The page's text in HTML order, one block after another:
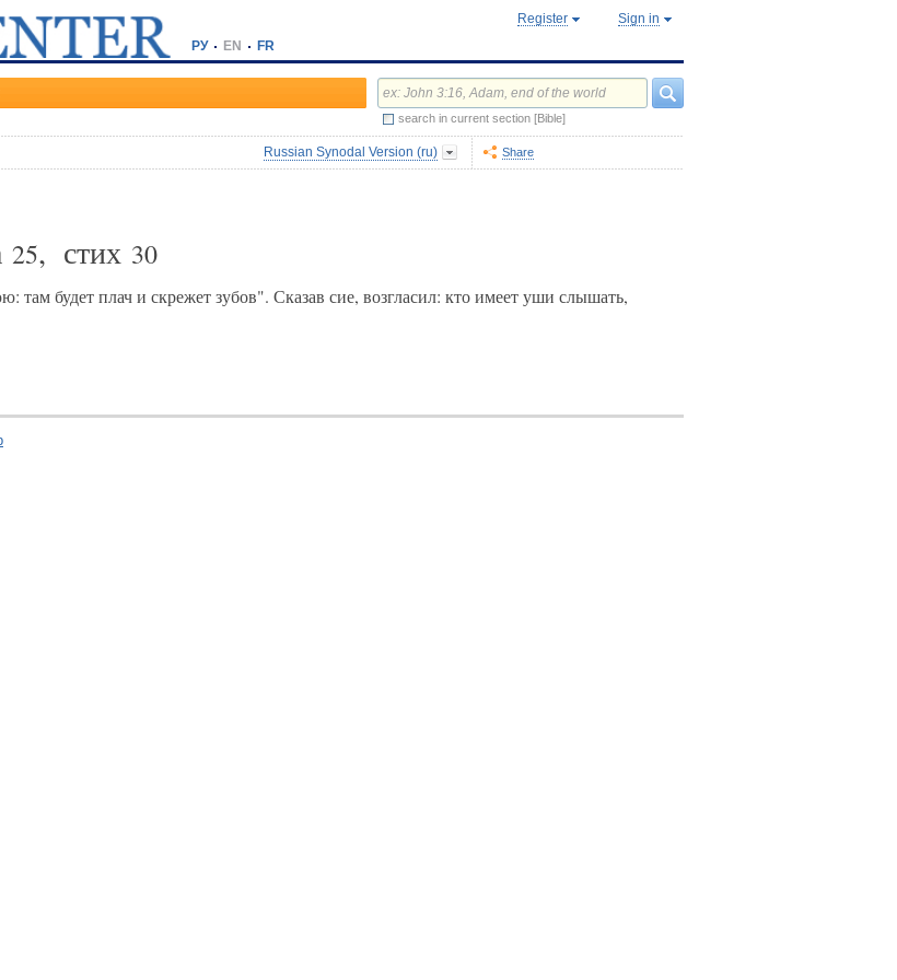
РУ EN FR
Register Sign in
search in current section [Bible]
Russian Synodal Version (ru) Share
25, стих 30
там будет плач и скрежет зубов". Сказав сие, возгласил: кто имеет уши слышать,